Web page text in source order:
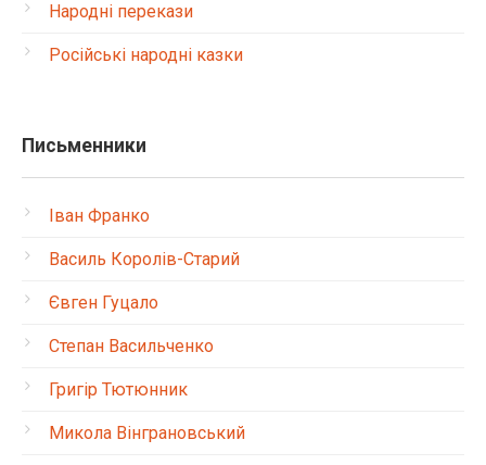
Народні перекази
Російські народні казки
Письменники
Іван Франко
Василь Королів-Старий
Євген Гуцало
Степан Васильченко
Григір Тютюнник
Микола Вінграновський